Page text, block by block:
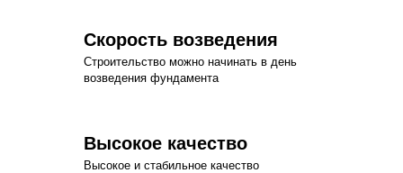
Скорость возведения
Строительство можно начинать в день
возведения фундамента
Высокое качество
Высокое и стабильное качество